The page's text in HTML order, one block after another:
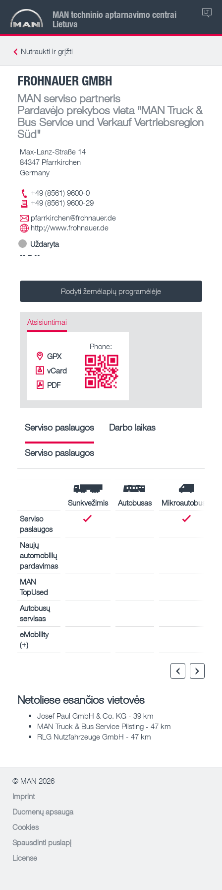
MAN techninio aptarnavimo centrai
Lietuva
LT
Nutraukti ir grįžti
FROHNAUER GMBH
MAN serviso partneris
Pardavėjo prekybos vieta"MAN Truck &
Bus Service und Verkauf Vertriebsregion
Süd"
Max-Lanz-Straße 14
84347 Pfarrkirchen
Germany
+49 (8561) 9600-0
+49 (8561) 9600-29
pfarrkirchen@frohnauer.de
http://www.frohnauer.de
Uždaryta
-- – --
Rodyti žemėlapių programėlėje
Atsisiuntimai
GPX
vCard
PDF
Phone:
Serviso paslaugos Darbo laikas
Serviso paslaugos
Sunkvežimis Autobusas
Mikroautobusas
Serviso
paslaugos
Naujų
automobilių
pardavimas
MAN
TopUsed
Autobusų
servisas
eMobility
(+)
Netoliese esančios vietovės
Josef Paul GmbH & Co. KG - 39 km
MAN Truck & Bus Service Pilsting - 47 km
RLG Nutzfahrzeuge GmbH - 47 km
© MAN 2026
Imprint
Duomenų apsauga
Cookies
Spausdinti puslapį
License